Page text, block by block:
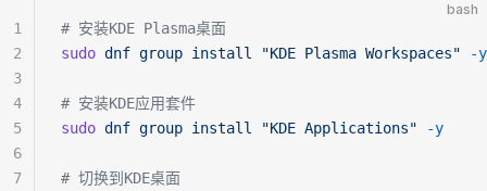
bash
# 安装KDE Plasma桌面
sudo dnf group install "KDE Plasma Workspaces" -y
# 安装KDE应用套件
sudo dnf group install "KDE Applications" -y
# 切换到KDE桌面
1
2
3
4
5
6
7